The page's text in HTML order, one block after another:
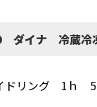
ダイナ 冷蔵冷
ドリング 1ｈ